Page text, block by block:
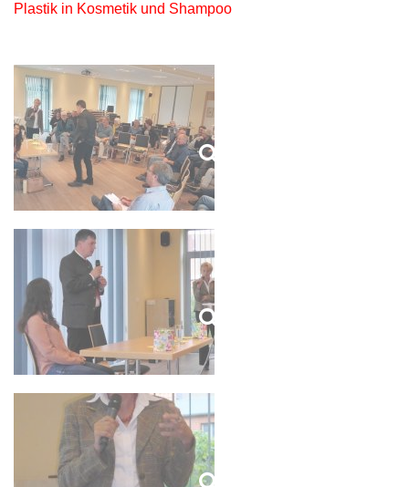
Plastik in Kosmetik und Shampoo